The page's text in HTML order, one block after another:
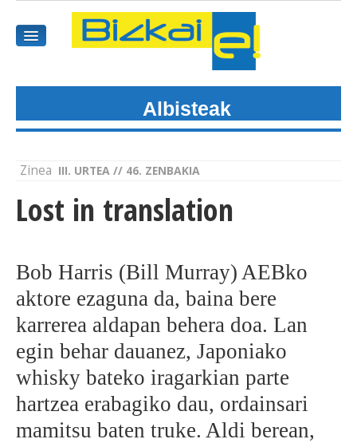
AGENDEA
KOMUNITATEA
ALBISTE GUZTIAK
BIDEOAK
BEREZIAK
ARGAZKIAK
Albisteak
Zinea III. URTEA // 46. ZENBAKIA
Lost in translation
Bob Harris (Bill Murray) AEBko
aktore ezaguna da, baina bere
karrerea aldapan behera doa. Lan
egin behar dauanez, Japoniako
whisky bateko iragarkian parte
hartzea erabagiko dau, ordainsari
mamitsu baten truke. Aldi berean,